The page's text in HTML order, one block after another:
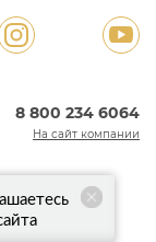
8 800 234 6064
На сайт компании
товаров и услуг,